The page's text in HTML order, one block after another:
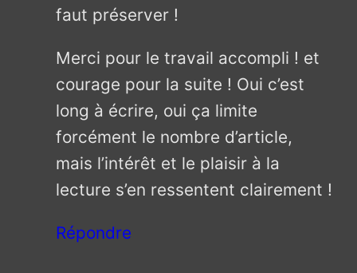
faut préserver !
Merci pour le travail accompli ! et
courage pour la suite ! Oui c’est
long à écrire, oui ça limite
forcément le nombre d’article,
mais l’intérêt et le plaisir à la
lecture s’en ressentent clairement !
Répondre